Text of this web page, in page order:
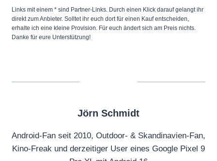
Links mit einem * sind Partner-Links. Durch einen Klick darauf gelangt ihr
direkt zum Anbieter. Solltet ihr euch dort für einen Kauf entscheiden,
erhalte ich eine kleine Provision. Für euch ändert sich am Preis nichts.
Danke für eure Unterstützung!
Jörn Schmidt
Android-Fan seit 2010, Outdoor- & Skandinavien-Fan,
Kino-Freak und derzeitiger User eines Google Pixel 9